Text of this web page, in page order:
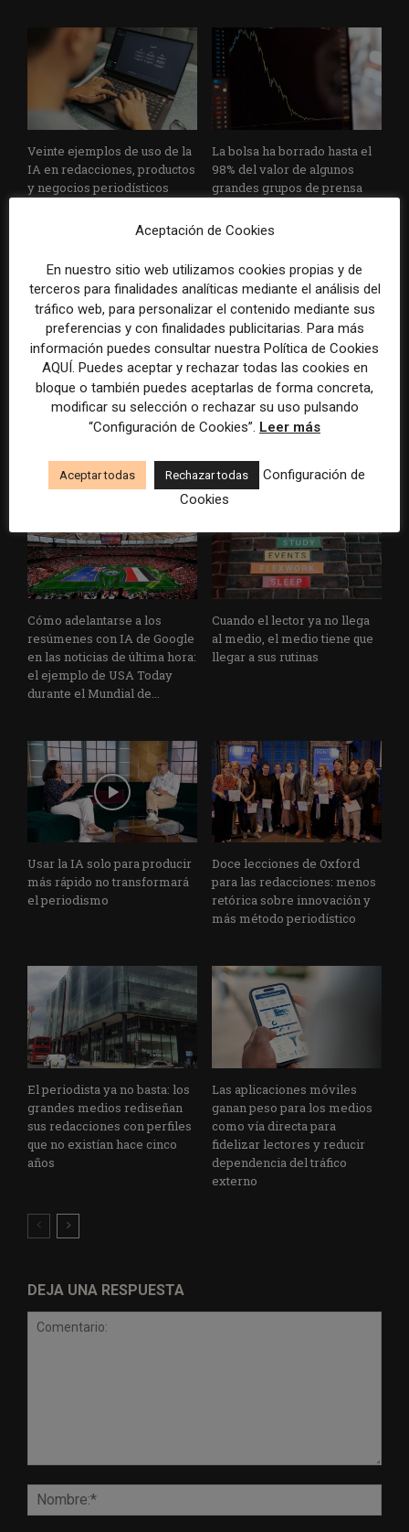
Veinte ejemplos de uso de la
IA en redacciones, productos
y negocios periodísticos
La bolsa ha borrado hasta el
98% del valor de algunos
grandes grupos de prensa
Los medios tienen audiencia,
pero no siempre comunidad:
cómo activar a los lectores
que siguen las noticias en
El buzón como nueva
portada: la estrategia de los
medios para conquistar
ciudad a ciudad
Cómo adelantarse a los
resúmenes con IA de Google
en las noticias de última hora:
el ejemplo de USA Today
durante el Mundial de...
Cuando el lector ya no llega
al medio, el medio tiene que
llegar a sus rutinas
Usar la IA solo para producir
más rápido no transformará
el periodismo
Doce lecciones de Oxford
para las redacciones: menos
retórica sobre innovación y
más método periodístico
El periodista ya no basta: los
grandes medios rediseñan
sus redacciones con perfiles
que no existían hace cinco
años
Las aplicaciones móviles
ganan peso para los medios
como vía directa para
fidelizar lectores y reducir
dependencia del tráfico
externo
DEJA UNA RESPUESTA
Aceptación de Cookies
En nuestro sitio web utilizamos cookies propias y de
terceros para finalidades analíticas mediante el análisis del
tráfico web, para personalizar el contenido mediante sus
preferencias y con finalidades publicitarias. Para más
información puedes consultar nuestra Política de Cookies
AQUÍ. Puedes aceptar y rechazar todas las cookies en
bloque o también puedes aceptarlas de forma concreta,
modificar su selección o rechazar su uso pulsando
“Configuración de Cookies”. Leer más
Aceptar todas Rechazar todas
Configuración de
Cookies